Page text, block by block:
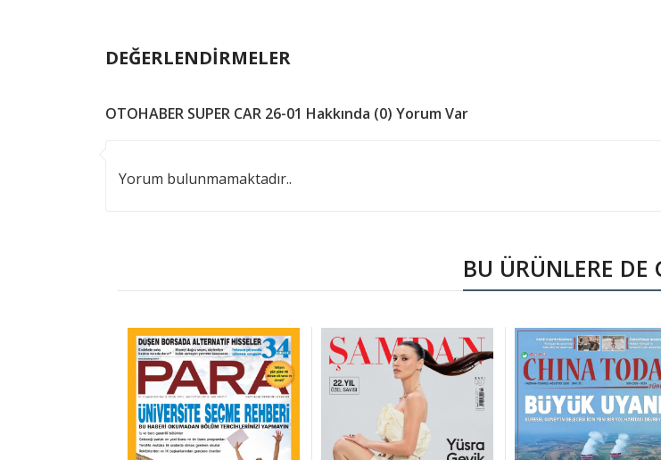
DEĞERLENDİRMELER
OTOHABER SUPER CAR 26-01 Hakkında (0) Yorum Var
Yorum bulunmamaktadır..
BU ÜRÜNLERE DE